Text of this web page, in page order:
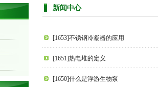
新闻中心
[1653]不锈钢冷凝器的应用
[1651]热电堆的定义
[1650]什么是浮游生物泵